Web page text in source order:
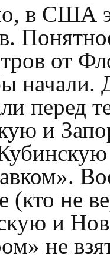
в США
от
начали.
перед
и
(кто не
и
не